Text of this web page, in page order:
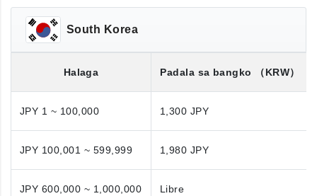
South Korea
Halaga Padala sa bangko （KRW）
JPY 1 ~ 100,000 1,300 JPY
JPY 100,001 ~ 599,999 1,980 JPY
JPY 600,000 ~ 1,000,000 Libre